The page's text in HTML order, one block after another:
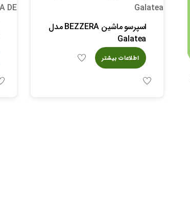
اسپرسو ماشین BEZZERA مدل
Galatea
اطلاعات بیشتر